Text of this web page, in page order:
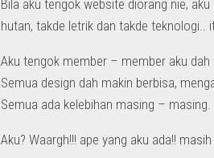
Bila aku tengok website diorang nie,
hutan, takde letrik dan takde teknologi..
Aku tengok member – member aku
Semua design dah makin berbisa,
Semua ada kelebihan masing – masing.
Aku? Waargh!!! ape yang aku ada!!